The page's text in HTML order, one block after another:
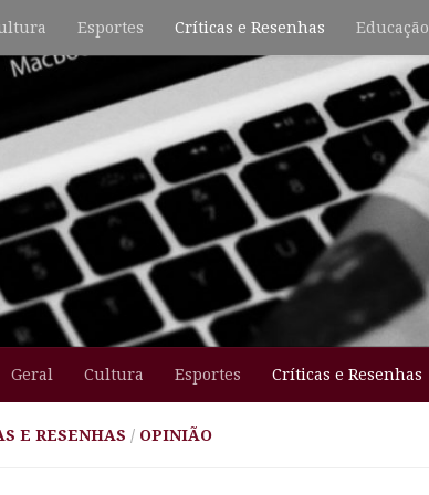
Esportes Críticas e Resenhas Educação
Geral Cultura Esportes Críticas e Resenhas
E RESENHAS / OPINIÃO